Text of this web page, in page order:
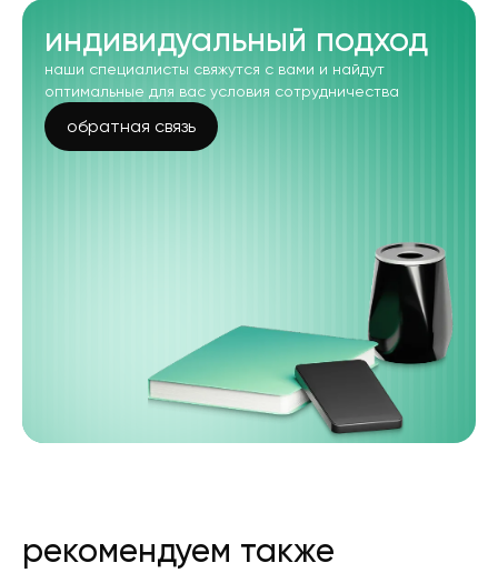
индивидуальный подход
наши специалисты свяжутся с вами и найдут
оптимальные для вас условия сотрудничества
обратная связь
рекомендуем также